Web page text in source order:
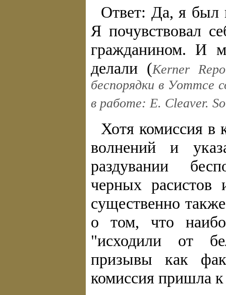
Ответ: Да, я был
Я почувствовал
гражданином. И
делали (Kerner
беспорядки в Уоттсе
в работе: Е. Cleaver.
Хотя комиссия в
волнений и
раздувании
черных расистов
существенно
о том, что
"исходили от
призывы как
комиссия пришла